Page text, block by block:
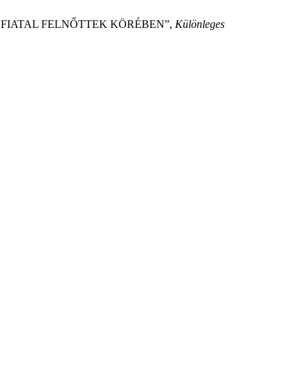
FIATAL FELNŐTTEK KÖRÉBEN”, Különleges